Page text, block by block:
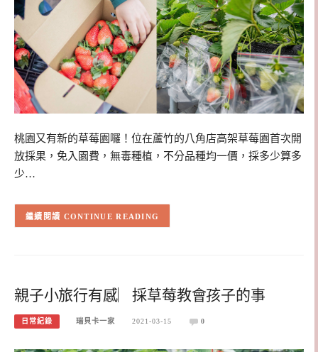
桃園又有新的草莓園囉！位在蘆竹的八角店高架草莓園首次開
放採果，免入園費，無毒種植，不分品種均一價，採多少算多
少…
CONTINUE READING
親子小旅行有感︳採草莓教會孩子的事
日常紀錄 瑞貝卡一家 2021-03-15 0